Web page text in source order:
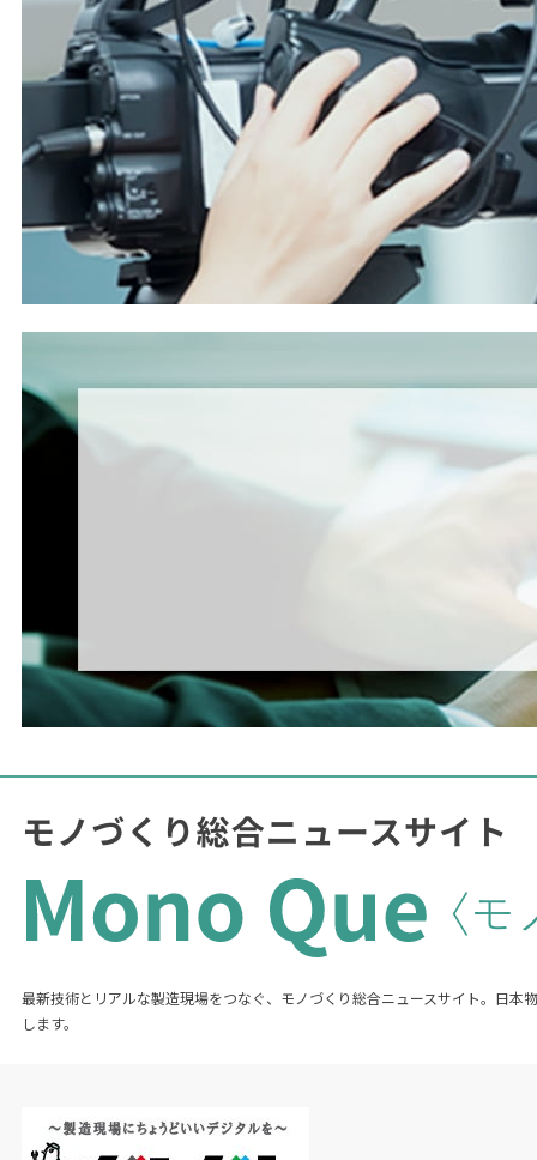
最新技術とリアルな製造現場をつなぐ、モノづくり総合ニュースサイト。日本
します。